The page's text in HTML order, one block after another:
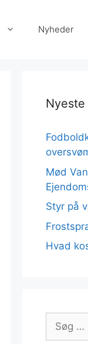
Nyheder
Mød
Styr på
Hvad
Søg
efter: